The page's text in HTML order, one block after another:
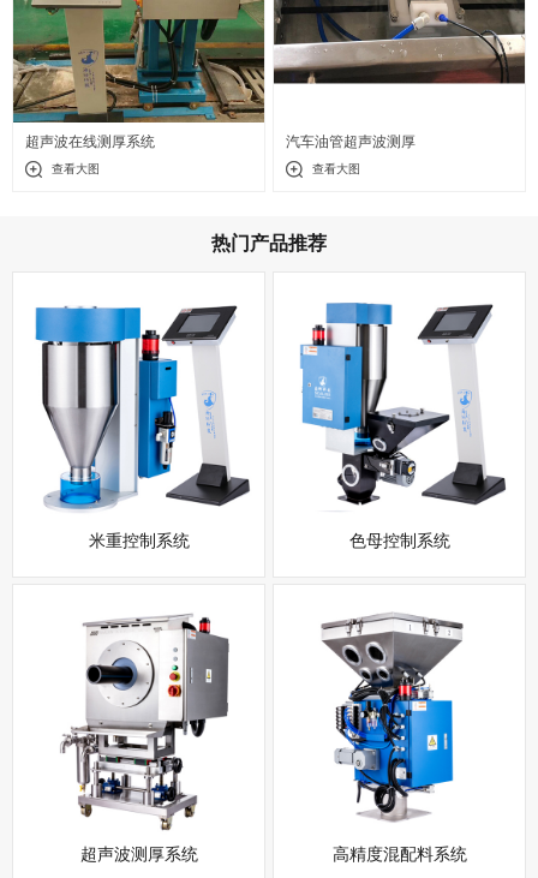
超声波在线测厚系统
查看大图
汽车油管超声波测厚
查看大图
热门产品推荐
米重控制系统 色母控制系统
超声波测厚系统 高精度混配料系统